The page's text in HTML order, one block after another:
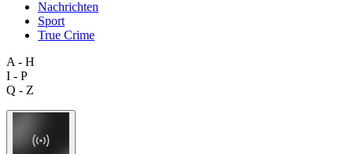
Nachrichten
Sport
True Crime
A - H
I - P
Q - Z